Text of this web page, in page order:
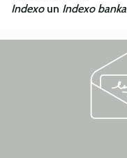
Indexoun Indexo banka